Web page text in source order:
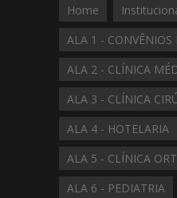
Home
ALA 1 - CONVÊNIOS
ALA 2 - CLÍNICA
ALA 3 - CLÍNICA
ALA 4 - HOTELARIA
ALA 5 - CLÍNICA
ALA 6 - PEDIATRIA